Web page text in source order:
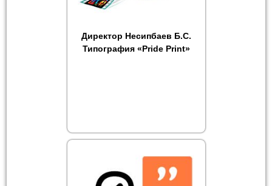
Директор Несипбаев Б.С.
Типография «Pride Print»